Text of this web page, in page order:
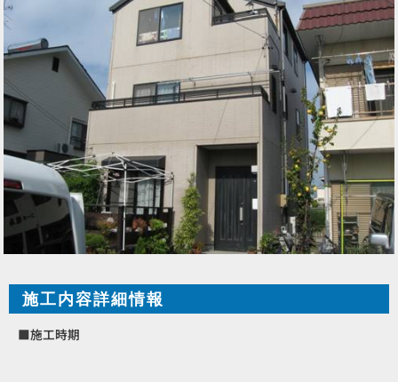
施工内容詳細情報
■施工時期